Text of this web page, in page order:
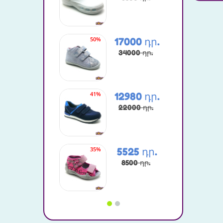
50% 17000 դր.
34000 դր.
41% 12980 դր.
22000 դր.
35% 5525 դր.
8500 դր.